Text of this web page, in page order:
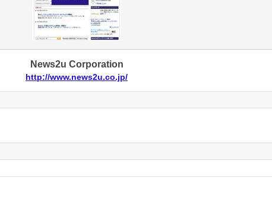
News2u Corporation
http://www.news2u.co.jp/